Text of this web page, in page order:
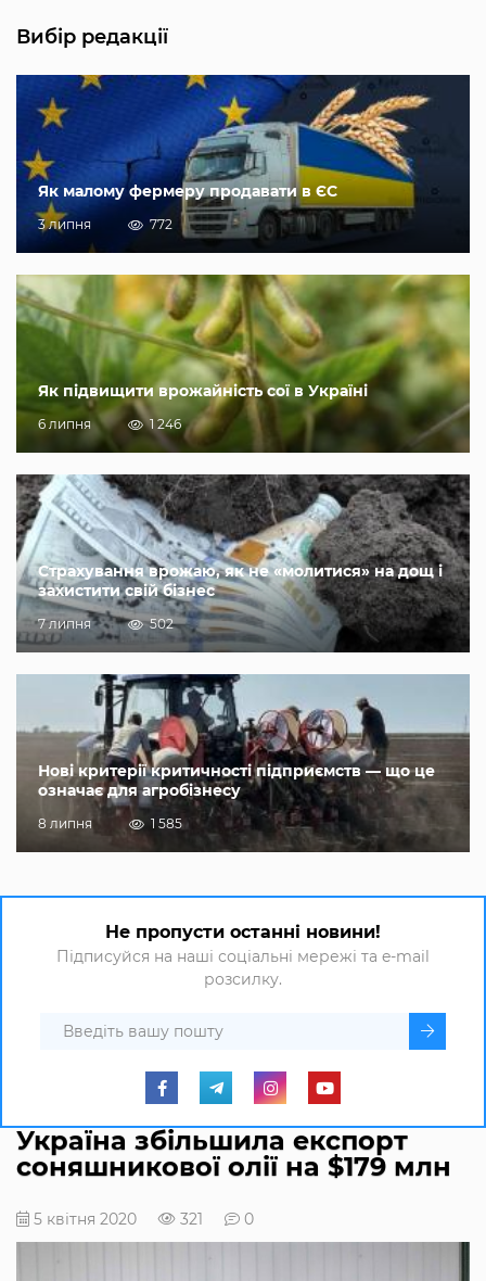
Вибір редакції
Як малому фермеру продавати в ЄС
3 липня 772
Як підвищити врожайність сої в Україні
6 липня 1 246
Страхування врожаю, як не «молитися» на дощ і
захистити свій бізнес
7 липня 502
Нові критерії критичності підприємств — що це
означає для агробізнесу
8 липня 1 585
Не пропусти останні новини!
Підписуйся на наші соціальні мережі та e-mail
розсилку.
Україна збільшила експорт
соняшникової олії на $179 млн
5 квітня 2020 321 0